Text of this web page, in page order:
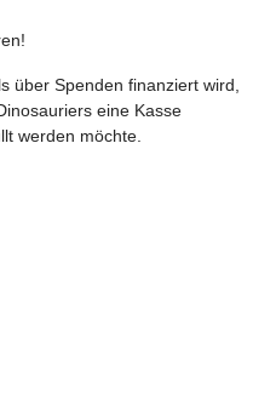
über Spenden finanziert wird,
eine Kasse
werden möchte.